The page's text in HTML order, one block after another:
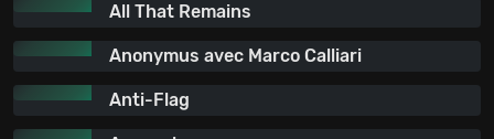
All That Remains
Anonymus avec Marco Calliari
Anti-Flag